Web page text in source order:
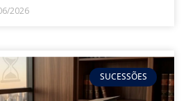
2026
SUCESSÕES